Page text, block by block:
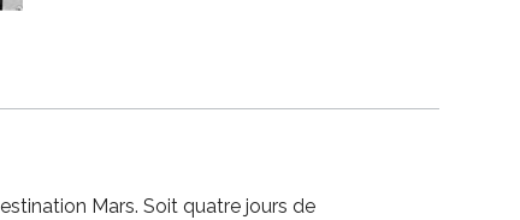
Mars. Soit quatre jours de